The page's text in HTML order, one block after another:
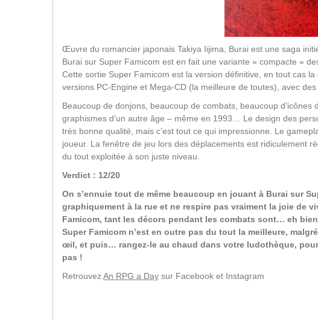
Œuvre du romancier japonais Takiya Iijima, Burai est une saga
Burai sur Super Famicom est en fait une variante « compacte »
Cette sortie Super Famicom est la version définitive, en tout cas
versions PC-Engine et Mega-CD (la meilleure de toutes), avec
Beaucoup de donjons, beaucoup de combats, beaucoup
graphismes d’un autre âge – même en 1993… Le design des
très bonne qualité, mais c’est tout ce qui impressionne. Le
joueur. La fenêtre de jeu lors des déplacements est ridiculement
du tout exploitée à son juste niveau.
Verdict : 12/20
On s’ennuie tout de même beaucoup en jouant à Burai sur
graphiquement à la rue et ne respire pas vraiment la joie de
Famicom, tant les décors pendant les combats sont… eh
Super Famicom n’est en outre pas du tout la meilleure,
œil, et puis… rangez-le au chaud dans votre ludothèque,
pas !
Retrouvez An RPG a Day sur Facebook et Instagram